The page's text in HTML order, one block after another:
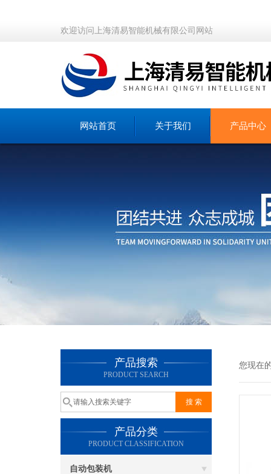
欢迎访问上海清易智能机械有限公司网站
网站首页 关于我们 产品中心
产品搜索
PRODUCT SEARCH
产品分类
PRODUCT CLASSIFICATION
自动包装机
您现在